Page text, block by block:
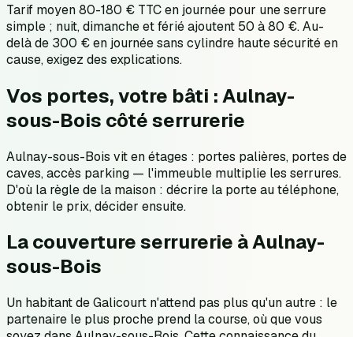
Tarif moyen 80-180 € TTC en journée pour une serrure
simple ; nuit, dimanche et férié ajoutent 50 à 80 €. Au-
delà de 300 € en journée sans cylindre haute sécurité en
cause, exigez des explications.
Vos portes, votre bâti : Aulnay-
sous-Bois côté serrurerie
Aulnay-sous-Bois vit en étages : portes palières, portes de
caves, accès parking — l'immeuble multiplie les serrures.
D'où la règle de la maison : décrire la porte au téléphone,
obtenir le prix, décider ensuite.
La couverture serrurerie à Aulnay-
sous-Bois
Un habitant de Galicourt n'attend pas plus qu'un autre : le
partenaire le plus proche prend la course, où que vous